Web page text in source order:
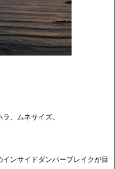
、ムネサイズ。
ンサイドダンパーブレイクが目